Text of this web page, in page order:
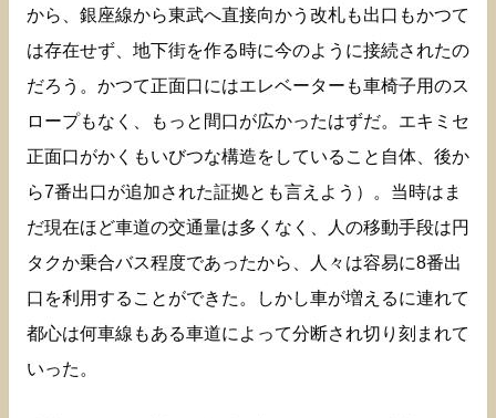
から、銀座線から東武へ直接向かう改札も出口もかつて
は存在せず、地下街を作る時に今のように接続されたの
だろう。かつて正面口にはエレベーターも車椅子用のス
ロープもなく、もっと間口が広かったはずだ。エキミセ
正面口がかくもいびつな構造をしていること自体、後か
ら7番出口が追加された証拠とも言えよう）。当時はま
だ現在ほど車道の交通量は多くなく、人の移動手段は円
タクか乗合バス程度であったから、人々は容易に8番出
口を利用することができた。しかし車が増えるに連れて
都心は何車線もある車道によって分断され切り刻まれて
いった。